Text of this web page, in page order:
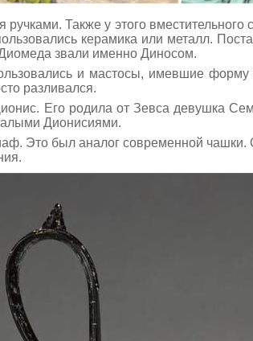
Также у этого
керамика или металл.
звали именно Диносом.
и мастосы, имевшие
разливался.
Его родила от Зевса девушка
Дионисиями.
Это был аналог современной